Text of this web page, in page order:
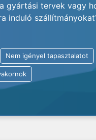
gyártási tervek vagy
induló
Nem igényel tapasztalatot